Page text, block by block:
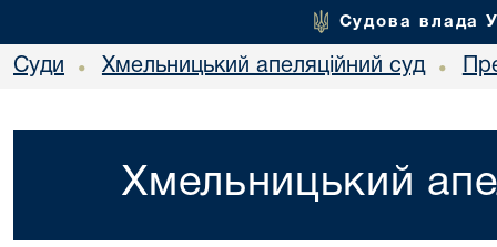
Судова влада
Суди • Хмельницький апеляційний суд •
Хмельницький